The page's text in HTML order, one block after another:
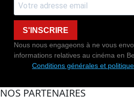
S'INSCRIRE
Nous nous engageons à ne vous
informations relatives au cinéma en
Conditions générales et
NOS PARTENAIRES